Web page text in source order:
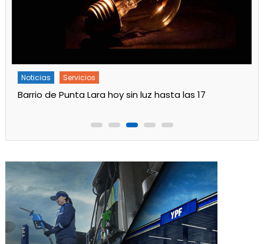
Noticias Servicios
Turnos de Farmacias de Julio 2026 en Ensenada